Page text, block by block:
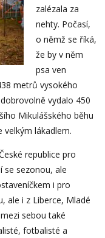
zalézala za
nehty. Počasí,
o němž se říká,
že by v něm
psa ven
metrů vysokého
vydalo 450
Mikulášského běhu
velkým lákadlem.
republice pro
se sezonou, ale
i pro
ale i z Liberce, Mladé
sebou také
fotbalisté a